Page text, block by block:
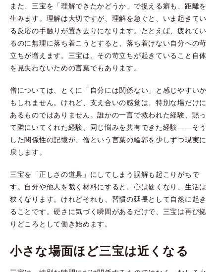
また、三宝を「理解できたかどうか」で捉える癖も、距離を
生みます。理解は大切ですが、理解を急ぐと、いま起きてい
る反応の手触りが置き去りになります。たとえば、疲れてい
るのに無理に落ち着こうとすると、落ち着けない自分への苛
立ちが増えます。三宝は、その苛立ちが起きていること自体
を見失わないための言葉でもあります。
僧については、とくに「自分には関係ない」と感じやすいか
もしれません。けれど、支え合いの感覚は、特別な場だけに
あるものではありません。誰かの一言で救われた経験、黙っ
て隣にいてくれた経験、同じ悩みを共有できた経験——そう
した関係性の記憶が、僧という言葉の輪郭を少しずつ現実に
戻します。
三宝を「正しさの道具」にしてしまう誤解も起こりがちで
す。自分や他人を裁く材料にすると、心は硬くなり、生活は
狭くなります。けれどそれも、習慣の延長として自然に起き
ることです。硬さに気づく瞬間があるだけで、三宝は再び拠
りどころとして働き始めます。
小さな場面ほど三宝は近くなる